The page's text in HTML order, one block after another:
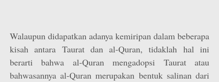
Walaupun didapatkan adanya kemiripan dalam beberapa
kisah antara Taurat dan al-Quran, tidaklah hal ini
berarti bahwa al-Quran mengadopsi Taurat atau
bahwasannya al-Quran merupakan bentuk salinan dari